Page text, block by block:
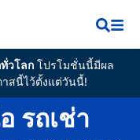
วโลกโปรโมชั่นนี้มีผล
าสนี้ไว้ตั้งแต่วันนี้!
รถเช่า